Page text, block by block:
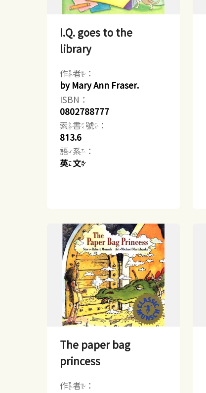
I.Q. goes to the
library
作者：
by Mary Ann Fraser.
ISBN：
0802788777
索書號：
813.6
語系：
英文
The paper bag
princess
作者：